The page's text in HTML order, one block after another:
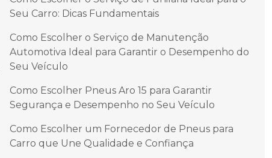
Seu Carro: Dicas Fundamentais
Como Escolher o Serviço de Manutenção
Automotiva Ideal para Garantir o Desempenho do
Seu Veículo
Como Escolher Pneus Aro 15 para Garantir
Segurança e Desempenho no Seu Veículo
Como Escolher um Fornecedor de Pneus para
Carro que Une Qualidade e Confiança